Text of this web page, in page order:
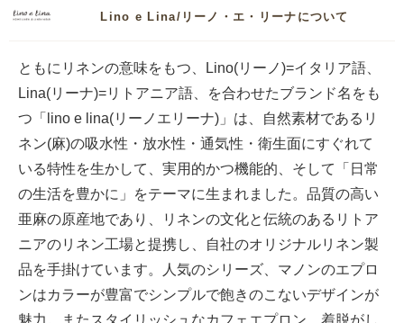
Lino e Lina/リーノ・エ・リーナについて
ともにリネンの意味をもつ、Lino(リーノ)=イタリア語、
Lina(リーナ)=リトアニア語、を合わせたブランド名をも
つ「lino e lina(リーノエリーナ)」は、自然素材であるリ
ネン(麻)の吸水性・放水性・通気性・衛生面にすぐれて
いる特性を生かして、実用的かつ機能的、そして「日常
の生活を豊かに」をテーマに生まれました。品質の高い
亜麻の原産地であり、リネンの文化と伝統のあるリトア
ニアのリネン工場と提携し、自社のオリジナルリネン製
品を手掛けています。人気のシリーズ、マノンのエプロ
ンはカラーが豊富でシンプルで飽きのこないデザインが
魅力。またスタイリッシュなカフェエプロン、着脱がし